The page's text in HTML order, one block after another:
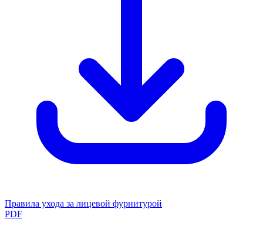
Правила ухода за лицевой фурнитурой
PDF